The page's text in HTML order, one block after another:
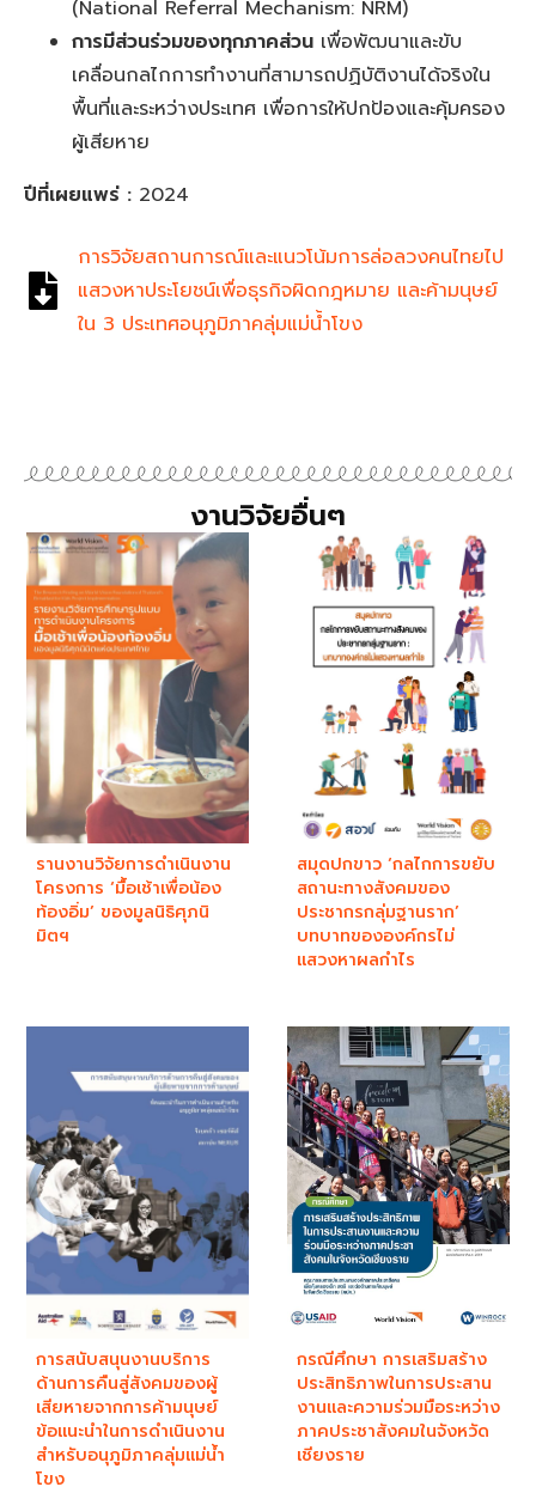
(National Referral Mechanism: NRM)
การมีส่วนร่วมของทุกภาคส่วน เพื่อพัฒนาและขับ
เคลื่อนกลไกการทำงานที่สามารถปฏิบัติงานได้จริงใน
พื้นที่และระหว่างประเทศ เพื่อการให้ปกป้องและคุ้มครอง
ผู้เสียหาย
ปีที่เผยแพร่ : 2024
การวิจัยสถานการณ์และแนวโน้มการล่อลวงคนไทยไป
แสวงหาประโยชน์เพื่อธุรกิจผิดกฎหมาย และค้ามนุษย์
ใน 3 ประเทศอนุภูมิภาคลุ่มแม่น้ำโขง
งานวิจัยอื่นๆ
รานงานวิจัยการดำเนินงาน
โครงการ ‘มื้อเช้าเพื่อน้อง
ท้องอิ่ม’ ของมูลนิธิศุภนิ
มิตฯ
สมุดปกขาว ‘กลไกการขยับ
สถานะทางสังคมของ
ประชากรกลุ่มฐานราก’
บทบาทขององค์กรไม่
แสวงหาผลกำไร​
การสนับสนุนงานบริการ
ด้านการคืนสู่สังคมของผู้
เสียหายจากการค้ามนุษย์
ข้อแนะนำในการดำเนินงาน
สำหรับอนุภูมิภาคลุ่มแม่น้ำ
โขง ​
กรณีศึกษา การเสริมสร้าง
ประสิทธิภาพในการประสาน
งานและความร่วมมือระหว่าง
ภาคประชาสังคมในจังหวัด
เชียงราย